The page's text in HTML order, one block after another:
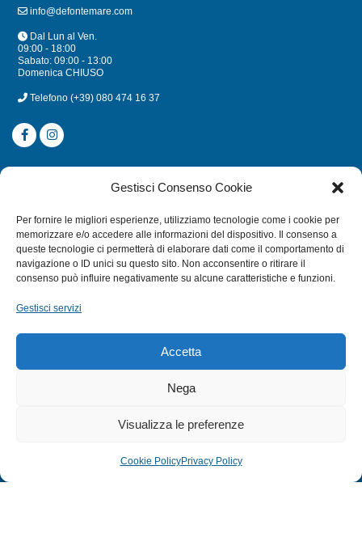
Gestisci Consenso Cookie
Per fornire le migliori esperienze, utilizziamo tecnologie come i cookie per
memorizzare e/o accedere alle informazioni del dispositivo. Il consenso a
queste tecnologie ci permetterà di elaborare dati come il comportamento di
navigazione o ID unici su questo sito. Non acconsentire o ritirare il
consenso può influire negativamente su alcune caratteristiche e funzioni.
Gestisci servizi
Accetta
Nega
Visualizza le preferenze
Cookie PolicyPrivacy Policy
info@defontemare.com
Dal Lun al Ven.
09:00 - 18:00
Sabato: 09:00 - 13:00
Domenica CHIUSO
Telefono (+39) 080 474 16 37
CATEGORIE
MULINELLI
CANNE
ACCESSORI NAUTICI
TERMINI E CONDIZIONI